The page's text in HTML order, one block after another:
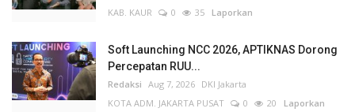
KAB. KAUR
0 35 Laporkan
Soft Launching NCC 2026, APTIKNAS Dorong
Percepatan RUU...
Redaksi Aug 7, 2026 DKI Jakarta
KOTA ADM. JAKARTA PUSAT
0 20 Laporkan